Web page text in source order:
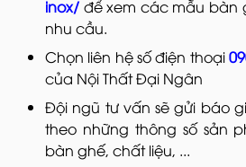
inox/ để xem các mẫu bàn
nhu cầu.
Chọn liên hệ số điện thoại
của Nội Thất Đại Ngân
Đội ngũ tư vấn sẽ gửi báo
theo những thông số sản
bàn ghế, chất liệu, ...